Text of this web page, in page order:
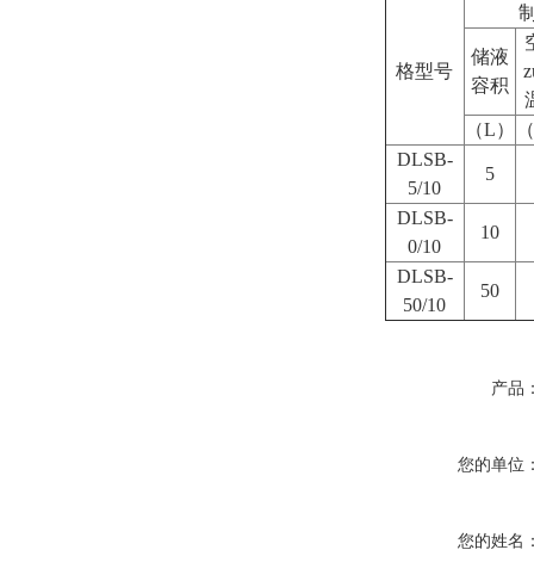
格型号
储液
容积
（L）
DLSB-
5/10
5
DLSB-
0/10
10
DLSB-
50/10
50
产品
您的单位
您的姓名